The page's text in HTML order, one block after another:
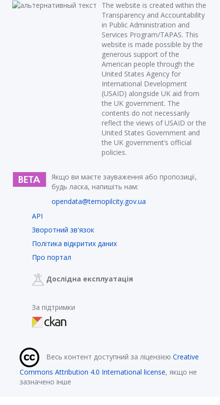
The website is created within the
Transparency and Accountability
in Public Administration and
Services Program/TAPAS. This
website is made possible by the
generous support of the
American people through the
United States Agency for
International Development
(USAID) alongside UK aid from
the UK government. The
contents do not necessarily
reflect the views of USAID or the
United States Government and
the UK government’s official
policies.
Якщо ви маєте зауваження або пропозиції,
будь ласка, напишіть нам:
opendata@ternopilcity.gov.ua
API
Зворотний зв'язок
Політика відкритих даних
Про портал
Дослідна експлуатація
За підтримки
Весь контент доступний за ліцензією Creative
Commons Attribution 4.0 International license, якщо не
зазначено інше